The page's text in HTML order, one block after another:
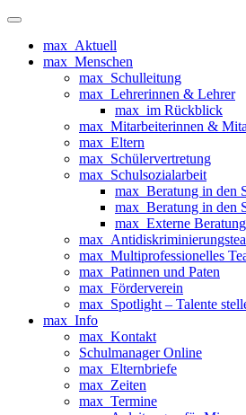
Zum
springen
Primäres
max_Aktuell
max_Menschen
max_Schulleitung
max_Lehrerinnen & Lehrer
max_im Rückblick
max_Mitarbeiterinnen &
max_Eltern
max_Schülervertretung
max_Schulsozialarbeit
max_Beratung in den
max_Beratung in den
max_Externe Beratung
max_Multiprofessionelles
max_Patinnen und Paten
max_Förderverein
max_Spotlight – Talente
max_Info
max_Kontakt
Schulmanager Online
max_Elternbriefe
max_Zeiten
max_Termine